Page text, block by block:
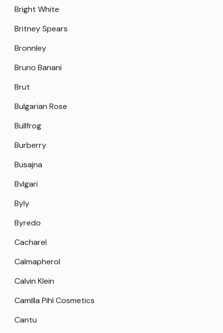
Bright White
Britney Spears
Bronnley
Bruno Banani
Brut
Bulgarian Rose
Bullfrog
Burberry
Busajna
Bvlgari
Byly
Byredo
Cacharel
Calmapherol
Calvin Klein
Camilla Pihl Cosmetics
Cantu